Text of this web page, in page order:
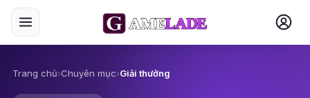
Trang chủ›Chuyên mục›Giải thưởng